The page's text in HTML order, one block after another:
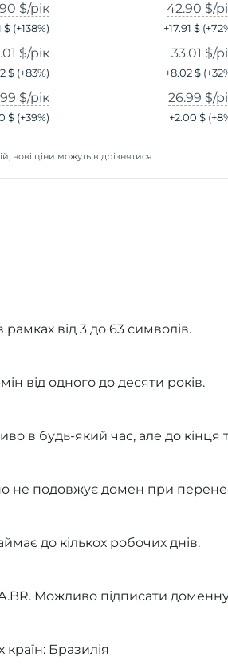
$/рік
$ (+138%)
42.90 $/
+17.91 $(+72
$/рік
$ (+83%)
33.01 $/
+8.02 $(+32
$/рік
$ (+39%)
26.99 $/
+2.00 $(+8
нові ціни можуть відрізнятися
від 3 до 63 символів.
від одного до десяти років.
в будь-який час, але до кінця
не подовжує домен при
до кількох робочих днів.
Можливо підписати
Бразилія